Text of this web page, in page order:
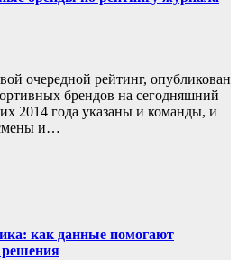
очередной рейтинг, опубликован
брендов на сегодняшний
2014 года указаны и команды, и
и…
как данные помогают